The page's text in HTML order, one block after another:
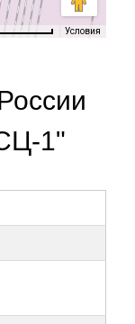
Условия
1"